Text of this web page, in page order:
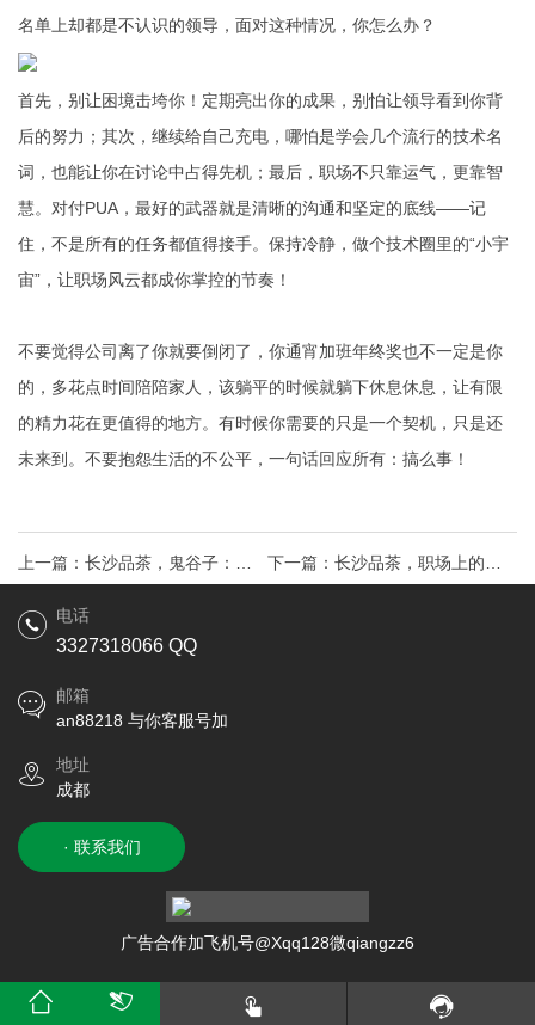
名单上却都是不认识的领导，面对这种情况，你怎么办？
首先，别让困境击垮你！定期亮出你的成果，别怕让领导看到你背
后的努力；其次，继续给自己充电，哪怕是学会几个流行的技术名
词，也能让你在讨论中占得先机；最后，职场不只靠运气，更靠智
慧。对付PUA，最好的武器就是清晰的沟通和坚定的底线——记
住，不是所有的任务都值得接手。保持冷静，做个技术圈里的“小宇
宙”，让职场风云都成你掌控的节奏！
不要觉得公司离了你就要倒闭了，你通宵加班年终奖也不一定是你
的，多花点时间陪陪家人，该躺平的时候就躺下休息休息，让有限
的精力花在更值得的地方。有时候你需要的只是一个契机，只是还
未来到。不要抱怨生活的不公平，一句话回应所有：搞么事！
上一篇： 长沙品茶，鬼谷子：人
在职场，你得不到提拔，只因为
不懂这个潜规则
下一篇： 长沙品茶，职场上的那
电话
3327318066 QQ
邮箱
an88218 与你客服号加
地址
成都
· 联系我们
广告合作加飞机号@Xqq128微qiangzz6